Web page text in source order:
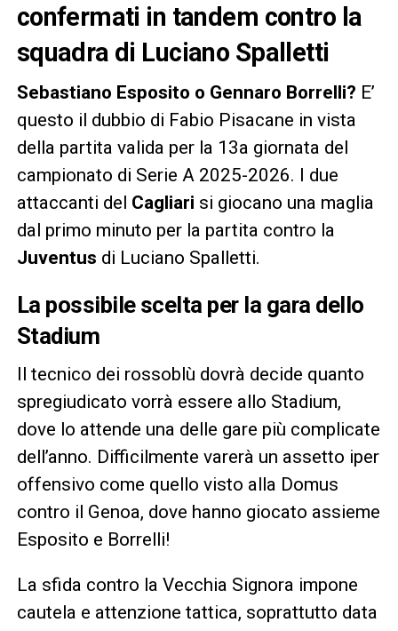
confermati in tandem contro la
squadra di Luciano Spalletti
Sebastiano Esposito o Gennaro Borrelli? E’
questo il dubbio di Fabio Pisacane in vista
della partita valida per la 13a giornata del
campionato di Serie A 2025-2026. I due
attaccanti del Cagliari si giocano una maglia
dal primo minuto per la partita contro la
Juventus di Luciano Spalletti.
La possibile scelta per la gara dello
Stadium
Il tecnico dei rossoblù dovrà decide quanto
spregiudicato vorrà essere allo Stadium,
dove lo attende una delle gare più complicate
dell’anno. Difficilmente varerà un assetto iper
offensivo come quello visto alla Domus
contro il Genoa, dove hanno giocato assieme
Esposito e Borrelli!
La sfida contro la Vecchia Signora impone
cautela e attenzione tattica, soprattutto data